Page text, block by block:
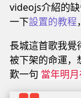
videojs介紹的
一下設置的教程
長城這首歌我覺
被下架的命運，
歎一句 當年明月